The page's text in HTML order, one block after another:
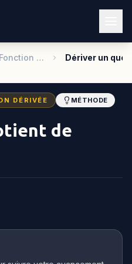
… Dériver un
DÉRIVÉE MÉTHODE
de